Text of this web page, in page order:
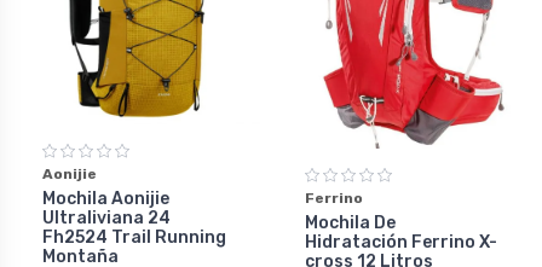
Aonijie
Mochila Aonijie
Ultraliviana 24
Fh2524 Trail Running
Montaña
Ferrino
Mochila De
Hidratación Ferrino X-
cross 12 Litros